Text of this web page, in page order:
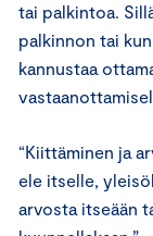
tai palkintoa.
palkinnon tai
kannustaa
“Kiittäminen ja
ele itselle,
arvosta itseään